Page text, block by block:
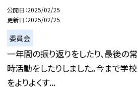
公開日 2025/02/25
更新日 2025/02/25
委員会
一年間の振り返りをしたり、最後の常
時活動をしたりしました。今まで学校
をよりよくす...